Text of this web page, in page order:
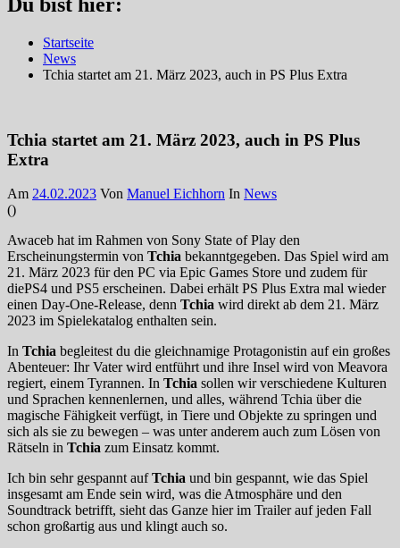
Startseite
News
Tchia startet am 21. März 2023, auch in PS Plus Extra
Tchia startet am 21. März 2023, auch in PS Plus
Extra
Am 24.02.2023 Von Manuel Eichhorn In News
()
Awaceb hat im Rahmen von Sony State of Play den
Erscheinungstermin von Tchia bekanntgegeben. Das Spiel wird am
21. März 2023 für den PC via Epic Games Store und zudem für
diePS4 und PS5 erscheinen. Dabei erhält PS Plus Extra mal wieder
einen Day-One-Release, denn Tchia wird direkt ab dem 21. März
2023 im Spielekatalog enthalten sein.
In Tchia begleitest du die gleichnamige Protagonistin auf ein großes
Abenteuer: Ihr Vater wird entführt und ihre Insel wird von Meavora
regiert, einem Tyrannen. In Tchia sollen wir verschiedene Kulturen
und Sprachen kennenlernen, und alles, während Tchia über die
magische Fähigkeit verfügt, in Tiere und Objekte zu springen und
sich als sie zu bewegen – was unter anderem auch zum Lösen von
Rätseln in Tchia zum Einsatz kommt.
Ich bin sehr gespannt aufTchia und bin gespannt, wie das Spiel
insgesamt am Ende sein wird, was die Atmosphäre und den
Soundtrack betrifft, sieht das Ganze hier im Trailer auf jeden Fall
schon großartig aus und klingt auch so.